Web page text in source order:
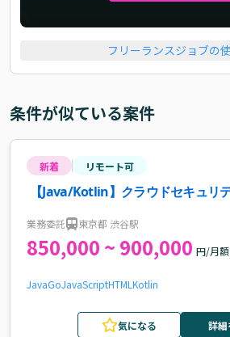
フリーランスジョブの
条件が似ている案件
新着 リモート可
【Java/Kotlin】クラウドセキュリ
業務委託 東京都 渋谷駅
850,000 ~ 900,000 円/月額
JavaGoJavaScriptHTML Kotlin
気になる 詳細